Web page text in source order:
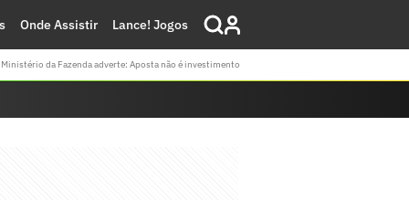
Onde Assistir Lance! Jogos
da Fazenda adverte: Aposta não é investimento